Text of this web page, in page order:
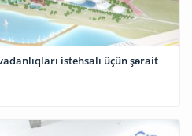
istehsalı üçün şərait